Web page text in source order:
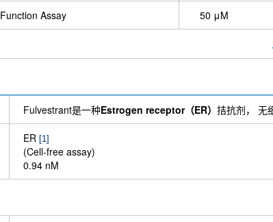
Function Assay 50 μM
Fulvestrant是一种Estrogen receptor（ER） 拮抗剂， 无
ER [1]
(Cell-free assay)
0.94 nM